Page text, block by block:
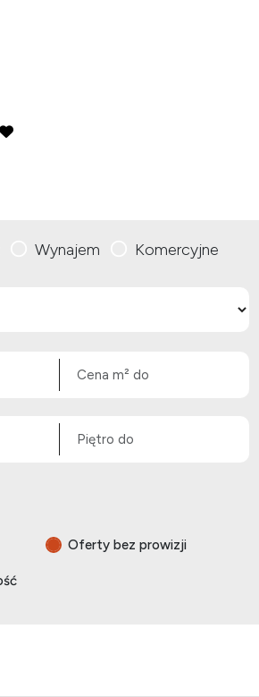
favorite
Wynajem Komercyjne
Oferty bez prowizji